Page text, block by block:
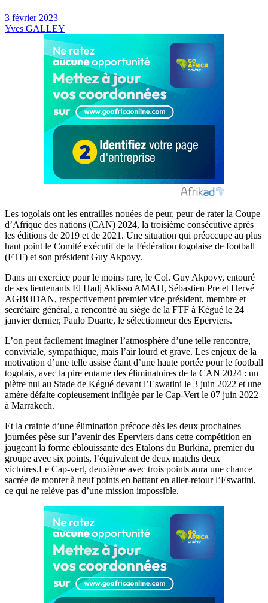
3 février 2023
Yves GALLEY
Les togolais ont les entrailles nouées de peur, peur de rater la Coupe
d’Afrique des nations (CAN) 2024, la troisième consécutive après
les éditions de 2019 et de 2021. Une situation qui préoccupe au plus
haut point le Comité exécutif de la Fédération togolaise de football
(FTF) et son président Guy Akpovy.
Dans un exercice pour le moins rare, le Col. Guy Akpovy, entouré
de ses lieutenants El Hadj Aklisso AMAH, Sébastien Pre et Hervé
AGBODAN, respectivement premier vice-président, membre et
secrétaire général, a rencontré au siège de la FTF à Kégué le 24
janvier dernier, Paulo Duarte, le sélectionneur des Eperviers.
L’on peut facilement imaginer l’atmosphère d’une telle rencontre,
conviviale, sympathique, mais l’air lourd et grave. Les enjeux de la
motivation d’une telle assise étant d’une haute portée pour le football
togolais, avec la pire entame des éliminatoires de la CAN 2024 : un
piètre nul au Stade de Kégué devant l’Eswatini le 3 juin 2022 et une
amère défaite copieusement infligée par le Cap-Vert le 07 juin 2022
à Marrakech.
Et la crainte d’une élimination précoce dès les deux prochaines
journées pèse sur l’avenir des Eperviers dans cette compétition en
jaugeant la forme éblouissante des Etalons du Burkina, premier du
groupe avec six points, l’équivalent de deux matchs deux
victoires.Le Cap-vert, deuxième avec trois points aura une chance
sacrée de monter à neuf points en battant en aller-retour l’Eswatini,
ce qui ne relève pas d’une mission impossible.